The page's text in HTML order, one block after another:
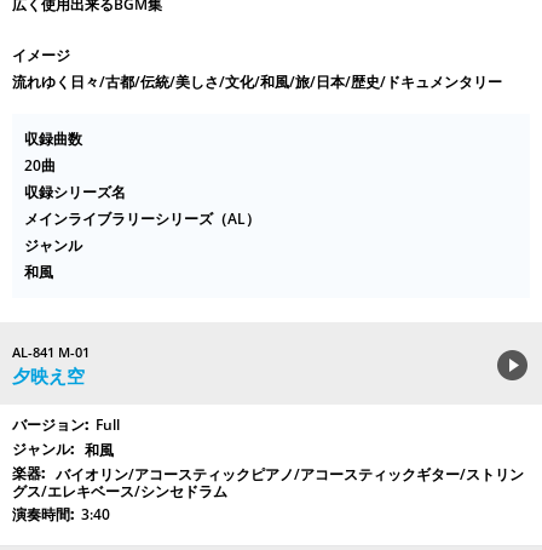
広く使用出来るBGM集
イメージ
流れゆく日々/古都/伝統/美しさ/文化/和風/旅/日本/歴史/ドキュメンタリー
収録曲数
20曲
収録シリーズ名
メインライブラリーシリーズ（AL）
ジャンル
和風
AL-841 M-01
夕映え空
Full
和風
バイオリン/アコースティックピアノ/アコースティックギター/ストリン
グス/エレキベース/シンセドラム
3:40